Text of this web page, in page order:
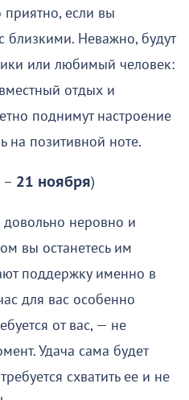
если вы
близкими. Неважно, будут
или любимый человек:
отдых и
поднимут настроение
на позитивной ноте.
– 21 ноября)
довольно неровно и
вы останетесь им
поддержку именно в
для вас особенно
от вас, — не
Удача сама будет
схватить ее и не